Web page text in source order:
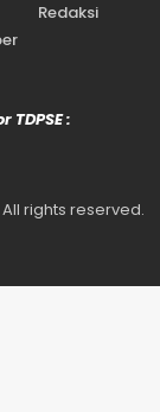
Redaksi
:
rights reserved.